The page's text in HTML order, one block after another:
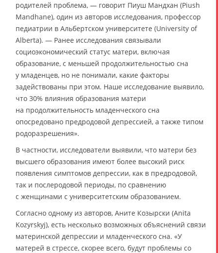
родителей проблема, — говорит Пиуш Мандхан (Piush
Mandhane), один из авторов исследования, профессор
педиатрии в Альбертском университете (University of
Alberta). — Ранее исследования связывали
социоэкономический статус матери, включая
образование, с меньшей продолжительностью сна
у младенцев, но не понимали, какие факторы
задействованы при этом. Наше исследование выявило,
что 30% влияния образования матери
на продолжительность младенческого сна
опосредовано предродовой депрессией, а также типом
родоразрешения».
В частности, исследователи выявили, что матери без
высшего образования имеют более высокий риск
появления симптомов депрессии, как в предродовой,
так и послеродовой периоды, по сравнению
с женщинами с университетским образованием.
Согласно одному из авторов, Аните Козырски (Anita
Kozyrskyj), есть несколько возможных объяснений связи
материнской депрессии и младенческого сна. «У
матерей в стрессе, скорее всего, будут проблемы со